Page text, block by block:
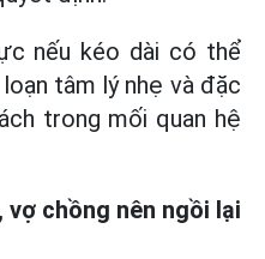
nếu kéo dài có thể
tâm lý nhẹ và đặc
trong mối quan hệ
vợ chồng nên ngồi lại